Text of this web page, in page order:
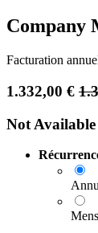
Company
Facturation
1.332,00 €
Not